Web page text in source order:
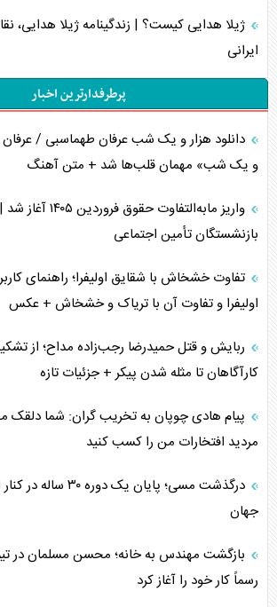
ژیلا هدایی کیست؟ | زندگینامه ژیلا هدایی،
ایرانی
پرطرفدارترین اخبار
دانلود هزار و یک شب عرفان طهماسبی / عرفان
و یک شب» مهمان قلب‌ها شد + متن آهنگ
واریز مابه‌التفاوت
بازنشستگان تأمین اجتماعی
تفاوت خشخاش با شقایق اولیفرا؛ راهنمای
اولیفرا و تفاوت آن با تریاک و خشخاش + عکس
ربایش و قتل حمیدرضا رجب‌زاده مداح؛ از
کارآگاهان تا مثله شدن پیکر + جزئیات تازه
پیام هادی چوپان به تخریب گران: شما دلقک
مردید افتخارات من را کسب کنید
درگذشت مسی؛ پایان یک
جهان
بازگشت مهندس به خانه؛ محسن مسلمان در
رسماً کار خود را آغاز کرد